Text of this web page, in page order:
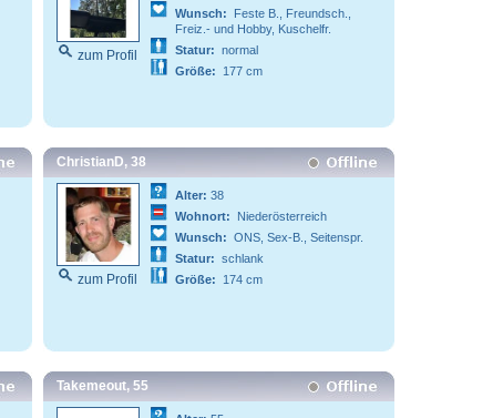
zum Profil
Wunsch:
Feste B., Freundsch.,
Freiz.- und Hobby, Kuschelfr.
Statur: normal
Größe:
177 cm
ChristianD, 38
zum Profil
Alter: 38
Wohnort:
Niederösterreich
Wunsch: ONS, Sex-B., Seitenspr.
Statur: schlank
Größe:
174 cm
Takemeout, 55